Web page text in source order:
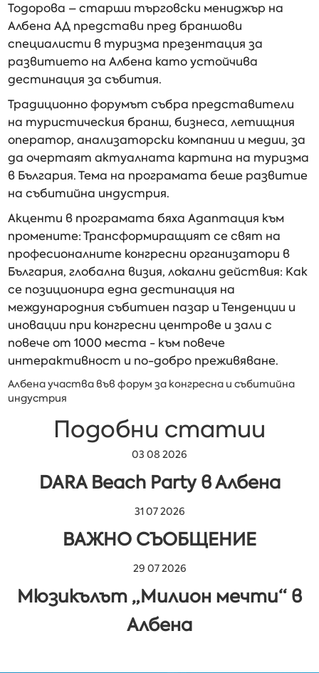
Тодорова – старши търговски мениджър на
Албена АД представи пред браншови
специалисти в туризма презентация за
развитието на Албена като устойчива
дестинация за събития.
Традиционно форумът събра представители
на туристическия бранш, бизнеса, летищния
оператор, анализаторски компании и медии, за
да очертаят актуалната картина на туризма
в България. Тема на програмата беше развитие
на събитийна индустрия.
Акценти в програмата бяха Адаптация към
промените: Трансформиращият се свят на
професионалните конгресни организатори в
България, глобална визия, локални действия: Как
се позиционира една дестинация на
международния събитиен пазар и Тенденции и
иновации при конгресни центрове и зали с
повече от 1000 места - към повече
интерактивност и по-добро преживяване.
Албена участва във форум за конгресна и събитийна
индустрия
Подобни статии
03 08 2026
DARA Beach Party в Албена
31 07 2026
ВАЖНО СЪОБЩЕНИЕ
29 07 2026
Мюзикълът „Милион мечти“ в
Албена